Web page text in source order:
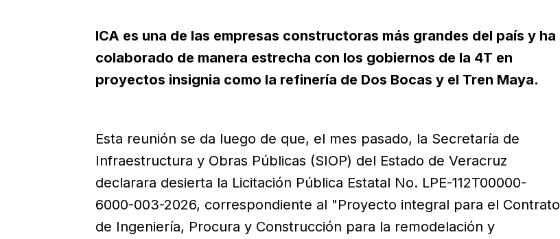
ICA es una de las empresas constructoras más grandes del país y ha
colaborado de manera estrecha con los gobiernos de la 4T en
proyectos insignia como la refinería de Dos Bocas y el Tren Maya.
Esta reunión se da luego de que, el mes pasado, la Secretaría de
Infraestructura y Obras Públicas (SIOP) del Estado de Veracruz
declarara desierta la Licitación Pública Estatal No. LPE-112T00000-
6000-003-2026, correspondiente al "Proyecto integral para el Contrato
de Ingeniería, Procura y Construcción para la remodelación y